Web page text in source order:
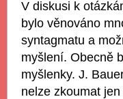
V diskusi k
bylo věnováno
syntagmatu a
myšlení. Obecně
myšlenky. J.
nelze zkoumat